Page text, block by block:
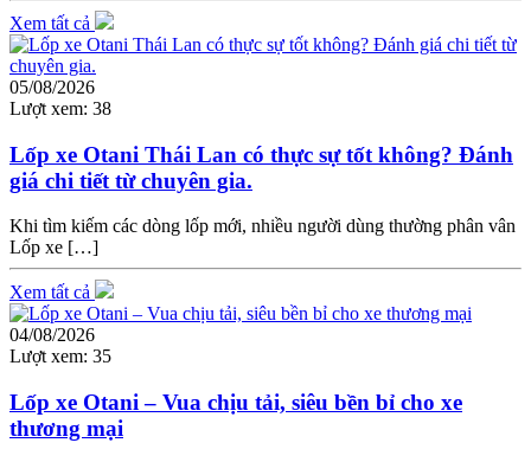
Xem tất cả
05/08/2026
Lượt xem: 38
Lốp xe Otani Thái Lan có thực sự tốt không? Đánh
giá chi tiết từ chuyên gia.
Khi tìm kiếm các dòng lốp mới, nhiều người dùng thường phân vân
Lốp xe […]
Xem tất cả
04/08/2026
Lượt xem: 35
Lốp xe Otani – Vua chịu tải, siêu bền bỉ cho xe
thương mại